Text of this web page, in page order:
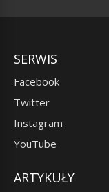
SERWIS
Facebook
Twitter
Instagram
YouTube
ARTYKUŁY